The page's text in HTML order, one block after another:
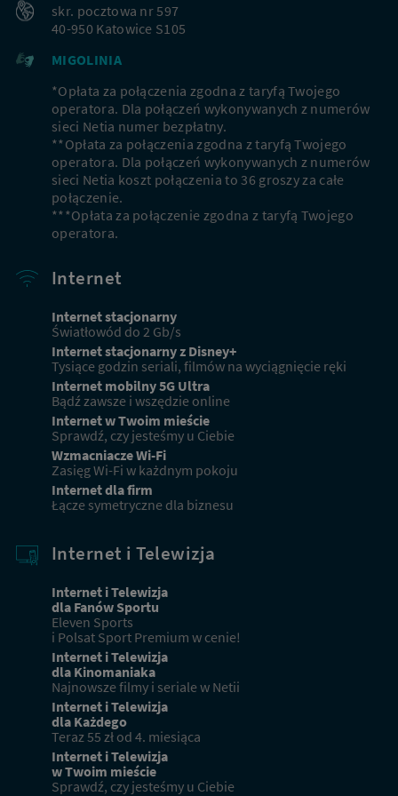
skr. pocztowa nr 597
40-950 Katowice S105
MIGOLINIA
*Opłata za połączenia zgodna z taryfą Twojego
operatora. Dla połączeń wykonywanych z numerów
sieci Netia numer bezpłatny.
**Opłata za połączenia zgodna z taryfą Twojego
operatora. Dla połączeń wykonywanych z numerów
sieci Netia koszt połączenia to 36 groszy za całe
połączenie.
***Opłata za połączenie zgodna z taryfą Twojego
operatora.
Internet
Internet stacjonarny
Światłowód do 2 Gb/s
Internet stacjonarny z Disney+
Tysiące godzin seriali, filmów na wyciągnięcie ręki
Internet mobilny 5G Ultra
Bądź zawsze i wszędzie online
Internet w Twoim mieście
Sprawdź, czy jesteśmy u Ciebie
Wzmacniacze Wi-Fi
Zasięg Wi-Fi w każdnym pokoju
Internet dla firm
Łącze symetryczne dla biznesu
Internet i Telewizja
Internet i Telewizja
dla Fanów Sportu
Eleven Sports
i Polsat Sport Premium w cenie!
Internet i Telewizja
dla Kinomaniaka
Najnowsze filmy i seriale w Netii
Internet i Telewizja
dla Każdego
Teraz 55 zł od 4. miesiąca
Internet i Telewizja
w Twoim mieście
Sprawdź, czy jesteśmy u Ciebie